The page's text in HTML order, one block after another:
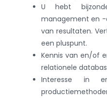
U hebt
management en -
van resultaten.
een pluspunt.
Kennis van en/of
relationele
Interesse in